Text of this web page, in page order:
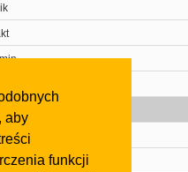
aby
funkcji